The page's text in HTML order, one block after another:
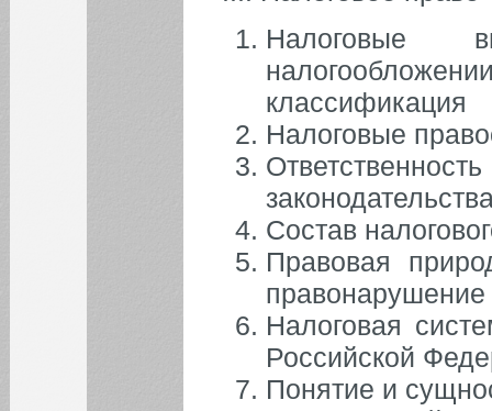
Налоговые
классификация
Налоговые
Состав
Правовая
правонарушение
Налоговая
Российской
Понятие и